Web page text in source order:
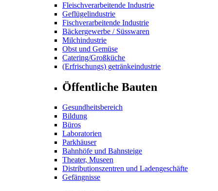
Fleischverarbeitende Industrie
Geflügelindustrie
Fischverarbeitende Industrie
Bäckergewerbe / Süsswaren
Milchindustrie
Obst und Gemüse
Catering/Großküche
(Erfrischungs) getränkeindustrie
Öffentliche Bauten
Gesundheitsbereich
Bildung
Büros
Laboratorien
Parkhäuser
Bahnhöfe und Bahnsteige
Theater, Museen
Distributionszentren und Ladengeschäfte
Gefängnisse